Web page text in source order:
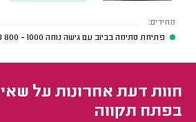
מחירים:
פתיחת סתימה בביוב עם גישה נוחה 1000 - 800
חוות דעת אחרונות על
בפתח תקווה